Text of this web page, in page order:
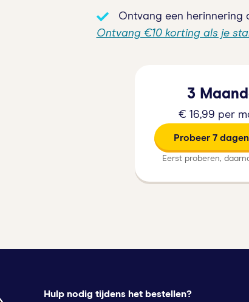
Ontvang een
Ontvang €10 korting als je
3
€ 16,99 per
Probeer 7
Eerst proberen,
Hulp nodig tijdens het bestellen?